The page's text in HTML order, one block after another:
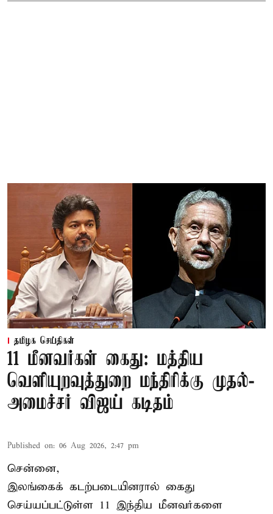
தமிழக செய்திகள்
11 மீனவர்கள் கைது: மத்திய
வெளியுறவுத்துறை மந்திரிக்கு முதல்-
அமைச்சர் விஜய் கடிதம்
Published on: 06 Aug 2026, 2:47 pm
சென்னை,
இலங்கைக் கடற்படையினரால் கைது
செய்யப்பட்டுள்ள 11 இந்திய மீனவர்களை